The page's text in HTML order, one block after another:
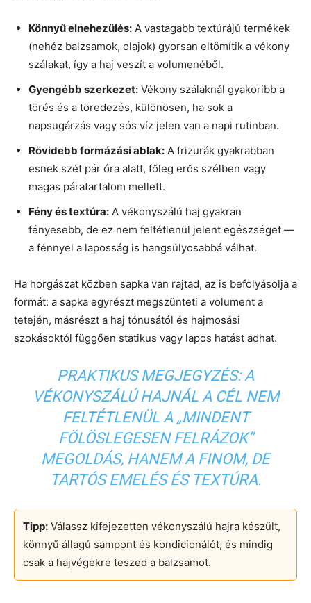
Könnyű elnehezülés: A vastagabb textúrájú termékek
(nehéz balzsamok, olajok) gyorsan eltömítik a vékony
szálakat, így a haj veszít a volumenéből.
Gyengébb szerkezet: Vékony szálaknál gyakoribb a
törés és a töredezés, különösen, ha sok a
napsugárzás vagy sós víz jelen van a napi rutinban.
Rövidebb formázási ablak: A frizurák gyakrabban
esnek szét pár óra alatt, főleg erős szélben vagy
magas páratartalom mellett.
Fény és textúra: A vékonyszálú haj gyakran
fényesebb, de ez nem feltétlenül jelent egészséget —
a fénnyel a laposság is hangsúlyosabbá válhat.
Ha horgászat közben sapka van rajtad, az is befolyásolja a
formát: a sapka egyrészt megszünteti a volument a
tetején, másrészt a haj tónusától és hajmosási
szokásoktól függően statikus vagy lapos hatást adhat.
PRAKTIKUS MEGJEGYZÉS:A
VÉKONYSZÁLÚ HAJNÁL A CÉL NEM
FELTÉTLENÜL A „MINDENT
FÖLÖSLEGESEN FELRÁZOK”
MEGOLDÁS, HANEM A FINOM, DE
TARTÓS EMELÉS ÉS TEXTÚRA.
Tipp: Válassz kifejezetten vékonyszálú hajra készült,
könnyű állagú sampont és kondicionálót, és mindig
csak a hajvégekre teszed a balzsamot.